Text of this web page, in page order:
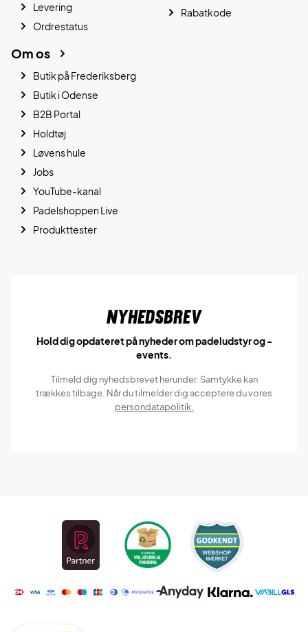
Levering
Ordrestatus
Rabatkode
Om os
Butik på Frederiksberg
Butik i Odense
B2B Portal
Holdtøj
Løvens hule
Jobs
YouTube-kanal
Padelshoppen Live
Produkttester
Nyhedsbrev
Hold dig opdateret på nyheder om padeludstyr og -
events.
Tilmeld dig nyhedsbrevet herunder. Samtykke kan
trækkes tilbage. Når du tilmelder dig acceptere du vores
persondatapolitik.